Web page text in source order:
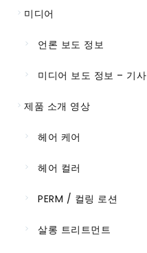
미디어
언론 보도 정보
미디어 보도 정보 – 기사
제품 소개 영상
헤어 케어
헤어 컬러
PERM / 컬링 로션
살롱 트리트먼트